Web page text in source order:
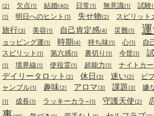
(2) 欠点(1) 結婚(40) 日常 (1) 無意識(1) 試験
(1) 明日へのヒント (1) 失せ物(2) スピリット
旅行(3) 美容(1) 自己肯定感(4) 災難(1)
ョッピング運(1) 時期(4) 持ち味(1) 心(1) 自
スピリット (1) 第六感(1) 裏切り (1) 今世(1)
(1) 境界線(1) 使役霊(1) 超能力 (1) ナイトカ
デイリータロット (2) 休日 (3) 迷い(2) ビ
ャンブル(1) 趣味(2) アロマ(3) 課題(3) 嫌
(1) 成長(1) ラッキーカラ−(1) 守護天使(2)